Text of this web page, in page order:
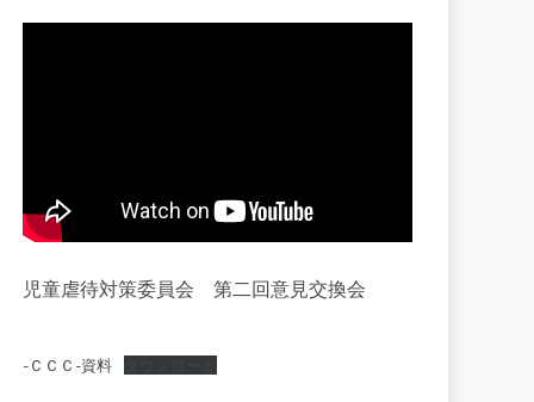
児童虐待対策委員会 第二回意見交換会
-ＣＣＣ-資料